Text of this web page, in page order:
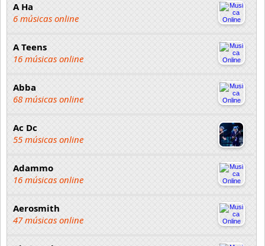
A Ha
6 músicas online
A Teens
16 músicas online
Abba
68 músicas online
Ac Dc
55 músicas online
Adammo
16 músicas online
Aerosmith
47 músicas online